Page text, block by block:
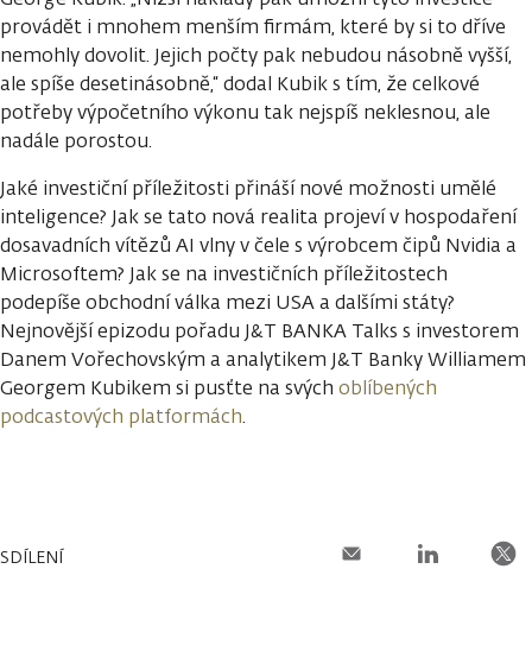
provádět i mnohem menším firmám, které by si to dříve
nemohly dovolit. Jejich počty pak nebudou násobně vyšší,
ale spíše desetinásobně,“ dodal Kubik s tím, že celkové
potřeby výpočetního výkonu tak nejspíš neklesnou, ale
nadále porostou.
Jaké investiční příležitosti přináší nové možnosti umělé
inteligence? Jak se tato nová realita projeví v hospodaření
dosavadních vítězů AI vlny v čele s výrobcem čipů Nvidia a
Microsoftem? Jak se na investičních příležitostech
podepíše obchodní válka mezi USA a dalšími státy?
Nejnovější epizodu pořadu J&T BANKA Talks s investorem
Danem Vořechovským a analytikem J&T Banky Williamem
Georgem Kubikem si pusťte na svých oblíbených
podcastových platformách.
SDÍLENÍ